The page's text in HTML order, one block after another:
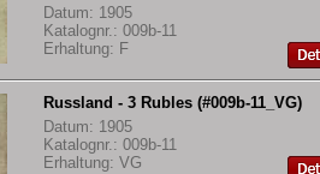
Datum: 1905
Katalognr.: 009b-11
Erhaltung: F
Russland - 3 Rubles (#009b-11_VG)
Datum: 1905
Katalognr.: 009b-11
Erhaltung: VG